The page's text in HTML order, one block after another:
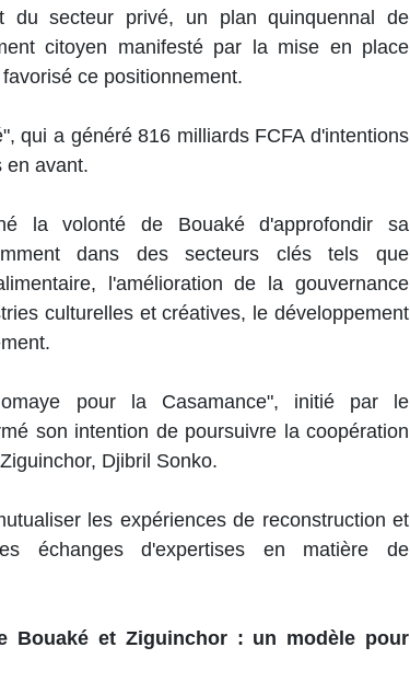
du secteur privé, un plan quinquennal de
citoyen manifesté par la mise en place
ce positionnement.
qui a généré 816 milliards FCFA d'intentions
en avant.
la volonté de Bouaké d'approfondir sa
dans des secteurs clés tels que
l'amélioration de la gouvernance
culturelles et créatives, le développement
pour la Casamance", initié par le
son intention de poursuivre la coopération
Djibril Sonko.
les expériences de reconstruction et
échanges d'expertises en matière de
Bouaké et Ziguinchor : un modèle pour